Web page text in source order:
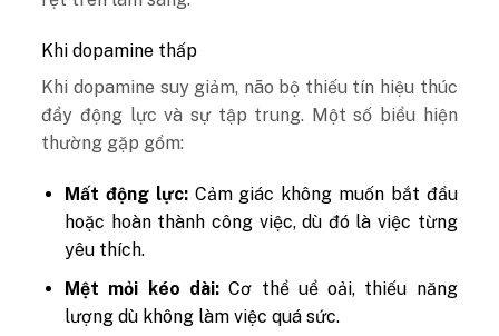
Khi dopamine thấp
Khi dopamine suy giảm, não bộ thiếu tín hiệu thúc
đẩy động lực và sự tập trung. Một số biểu hiện
thường gặp gồm:
Mất động lực:Cảm giác không muốn bắt đầu
hoặc hoàn thành công việc, dù đó là việc từng
yêu thích.
Mệt mỏi kéo dài: Cơ thể uể oải, thiếu năng
lượng dù không làm việc quá sức.